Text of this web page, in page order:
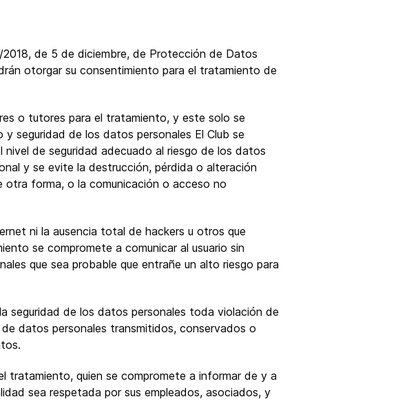
de 5 de diciembre, de Protección de Datos
otorgar su consentimiento para el tratamiento de
o tutores para el tratamiento, y este solo se
seguridad de los datos personales El Club se
de seguridad adecuado al riesgo de los datos
y se evite la destrucción, pérdida o alteración
forma, o la comunicación o acceso no
ni la ausencia total de hackers u otros que
se compromete a comunicar al usuario sin
que sea probable que entrañe un alto riesgo para
seguridad de los datos personales toda violación de
datos personales transmitidos, conservados o
tratamiento, quien se compromete a informar de y a
sea respetada por sus empleados, asociados, y